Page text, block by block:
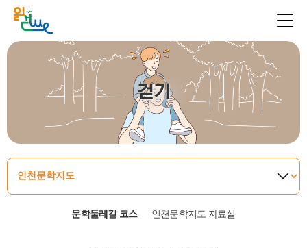
걷기
문학둘레길 코스 인천문학지도 자료실